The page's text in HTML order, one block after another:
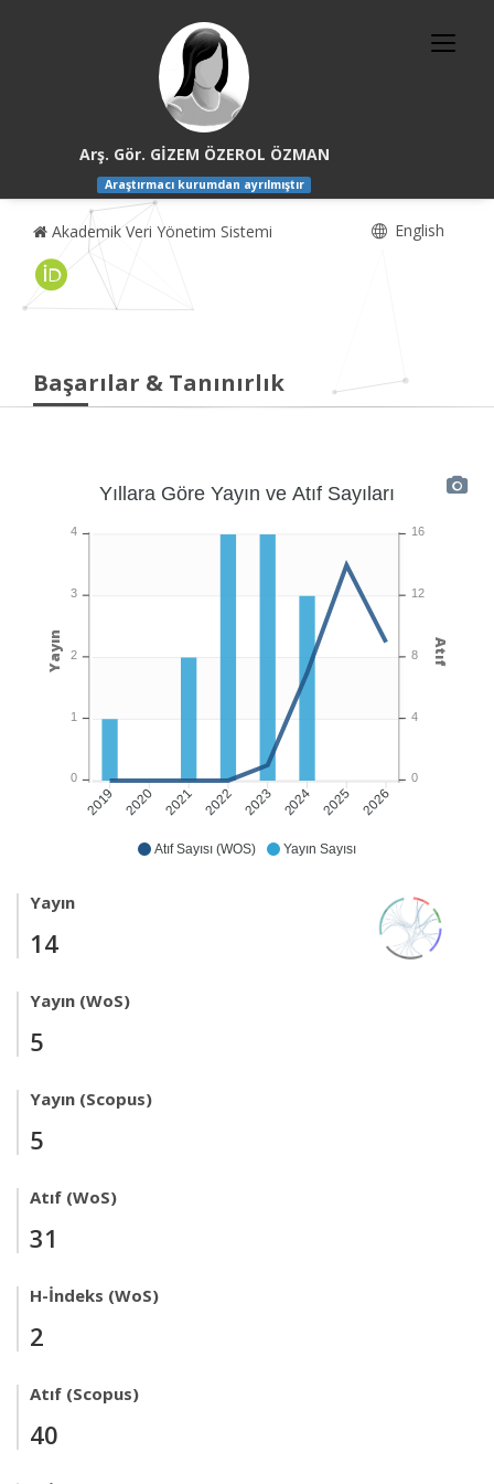
Arş. Gör. GİZEM ÖZEROL ÖZMAN
Araştırmacı kurumdan ayrılmıştır
Akademik Veri Yönetim Sistemi English
Başarılar & Tanınırlık
Atıf Sayısı (WOS) Yayın Sayısı
2019 2020 2021 2022 2023 2024 2025 2026
Yıllara Göre Yayın ve Atıf Sayıları
16
12
8
4
0
Atıf
4
3
2
1
0
Yayın
Yayın
14
Yayın (WoS)
5
Yayın (Scopus)
5
Atıf (WoS)
31
H-İndeks (WoS)
2
Atıf (Scopus)
40